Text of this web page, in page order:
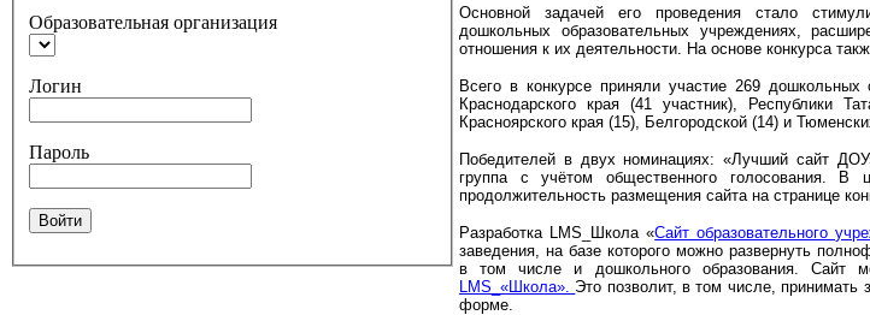
Образовательная организация
Логин
Пароль
Войти
Основной задачей его проведения стало
дошкольных образовательных учреждениях,
отношения к их деятельности. На основе конкурса
Всего в конкурсе приняли участие 269
Краснодарского края (41 участник), Республики
Красноярского края (15), Белгородской (14) и
Победителей в двух номинациях: «Лучший сайт
группа с учётом общественного голосования. В
продолжительность размещения сайта на странице
Разработка LMS_Школа «Сайт образовательного
заведения, на базе которого можно развернуть
в том числе и дошкольного образования. Сайт
LMS_«Школа». Это позволит, в том числе, принимать
форме.